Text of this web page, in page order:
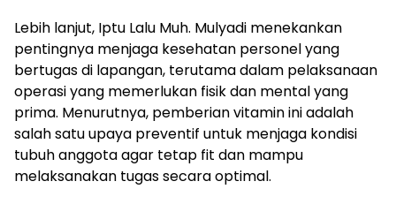
Lebih lanjut, Iptu Lalu Muh. Mulyadi menekankan
pentingnya menjaga kesehatan personel yang
bertugas di lapangan, terutama dalam pelaksanaan
operasi yang memerlukan fisik dan mental yang
prima. Menurutnya, pemberian vitamin ini adalah
salah satu upaya preventif untuk menjaga kondisi
tubuh anggota agar tetap fit dan mampu
melaksanakan tugas secara optimal.